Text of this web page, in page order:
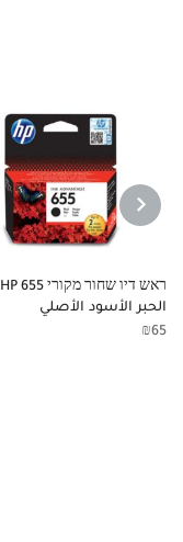
PREVIOUS
الحبر الأسود الأصلي
₪65